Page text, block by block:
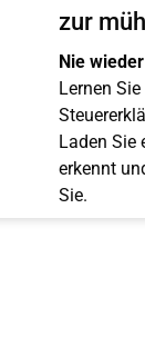
zur
Nie
Lernen
Laden Sie
erkennt
Sie.